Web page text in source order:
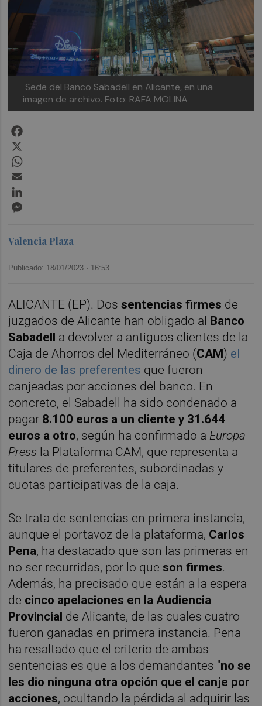
Sede del Banco Sabadell en Alicante, en una
imagen de archivo. Foto: RAFA MOLINA
Valencia Plaza
Publicado: 18/01/2023 · 16:53
ALICANTE (EP). Dossentencias firmes de
juzgados de Alicante han obligado al Banco
Sabadell a devolver a antiguos clientes de la
Caja de Ahorros del Mediterráneo (CAM) el
dinero de las preferentes que fueron
canjeadas por acciones del banco. En
concreto, el Sabadell ha sido condenado a
pagar 8.100 euros a un cliente y 31.644
euros a otro, según ha confirmado a Europa
Press la Plataforma CAM, que representa a
titulares de preferentes, subordinadas y
cuotas participativas de la caja.
Se trata de sentencias en primera instancia,
aunque el portavoz de la plataforma, Carlos
Pena, ha destacado que son las primeras en
no ser recurridas, por lo queson firmes.
Además, ha precisado que están a la espera
de cinco apelaciones en la Audiencia
Provincial de Alicante, de las cuales cuatro
fueron ganadas en primera instancia. Pena
ha resaltado que el criterio de ambas
sentencias es que a los demandantes "no se
les dio ninguna otra opción que el canje por
acciones, ocultando la pérdida al adquirir las